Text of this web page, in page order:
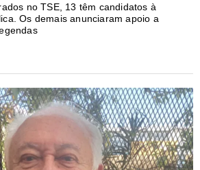
no TSE, 13 têm candidatos à
Os demais anunciaram apoio a